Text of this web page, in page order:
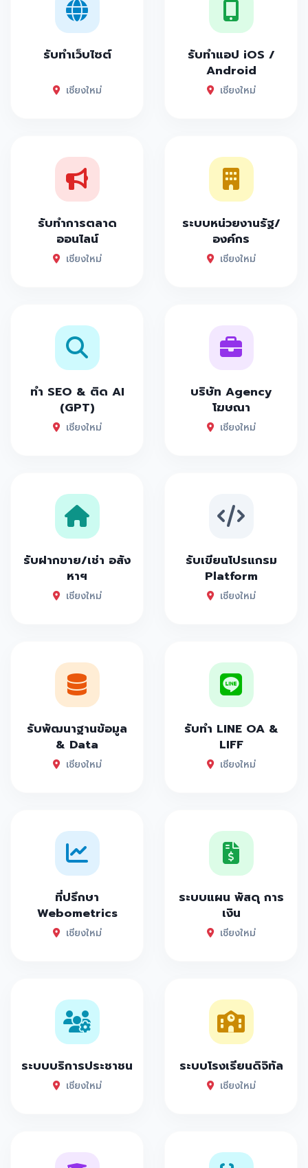
รับทำเว็บไซต์
เชียงใหม่
รับทำแอป iOS /
Android
เชียงใหม่
รับทำการตลาด
ออนไลน์
เชียงใหม่
ระบบหน่วยงานรัฐ/
องค์กร
เชียงใหม่
ทำ SEO & ติด AI
(GPT)
เชียงใหม่
บริษัท Agency
โฆษณา
เชียงใหม่
รับฝากขาย/เช่า อสัง
หาฯ
เชียงใหม่
รับเขียนโปรแกรม
Platform
เชียงใหม่
รับพัฒนาฐานข้อมูล
& Data
เชียงใหม่
รับทำ LINE OA &
LIFF
เชียงใหม่
ที่ปรึกษา
Webometrics
เชียงใหม่
ระบบแผน พัสดุ การ
เงิน
เชียงใหม่
ระบบบริการประชาชน
เชียงใหม่
ระบบโรงเรียนดิจิทัล
เชียงใหม่